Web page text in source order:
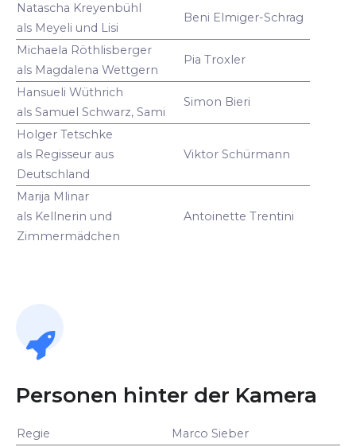
Natascha Kreyenbühl
als Meyeli und Lisi
Beni Elmiger-Schrag
Michaela Röthlisberger
als Magdalena Wettgern
Pia Troxler
Hansueli Wüthrich
als Samuel Schwarz, Sami
Simon Bieri
Holger Tetschke
als Regisseur aus
Deutschland
Viktor Schürmann
Marija Mlinar
als Kellnerin und
Zimmermädchen
Antoinette Trentini
Personen hinter der Kamera
Regie
Marco Sieber